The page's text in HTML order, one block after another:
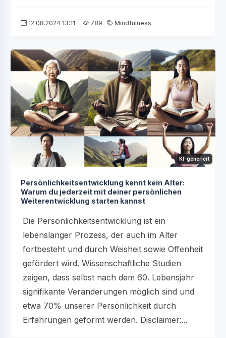
12.08.2024 13:11 789 Mindfulness
KI-generiert
Persönlichkeitsentwicklung kennt kein Alter:
Warum du jederzeit mit deiner persönlichen
Weiterentwicklung starten kannst
Die Persönlichkeitsentwicklung ist ein
lebenslanger Prozess, der auch im Alter
fortbesteht und durch Weisheit sowie Offenheit
gefördert wird. Wissenschaftliche Studien
zeigen, dass selbst nach dem 60. Lebensjahr
signifikante Veränderungen möglich sind und
etwa 70% unserer Persönlichkeit durch
Erfahrungen geformt werden. Disclaimer:...